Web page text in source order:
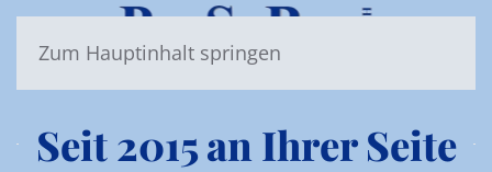
Zum Hauptinhalt springen
Seit 2015 an Ihrer Seite